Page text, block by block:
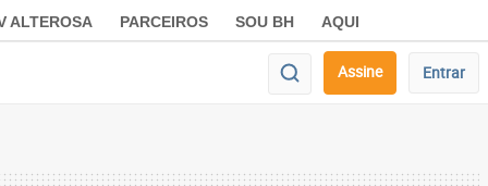
ALTEROSA PARCEIROS SOU BH AQUI
Assine Entrar